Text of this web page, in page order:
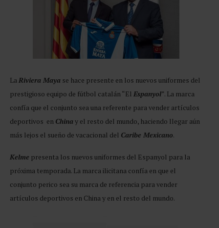
La Riviera Maya se hace presente en los nuevos uniformes del
prestigioso equipo de fútbol catalán “El Espanyol”. La marca
confía que el conjunto sea una referente para vender artículos
deportivos en Chinay el resto del mundo, haciendo llegar aún
más lejos el sueño de vacacional del Caribe Mexicano.
Kelme presenta los nuevos uniformes del Espanyol para la
próxima temporada. La marca ilicitana confía en que el
conjunto perico sea su marca de referencia para vender
artículos deportivos en China y en el resto del mundo.